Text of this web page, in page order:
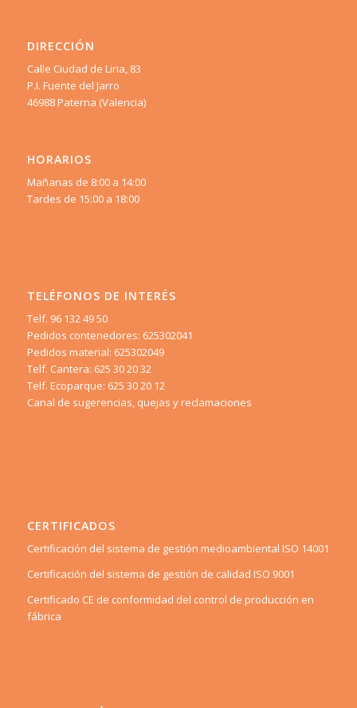
DIRECCIÓN
Calle Ciudad de Liria, 83
P.I. Fuente del Jarro
46988 Paterna (Valencia)
HORARIOS
Mañanas de 8:00 a 14:00
Tardes de 15:00 a 18:00
TELÉFONOS DE INTERÉS
Telf. 96 132 49 50
Pedidos contenedores: 625302041
Pedidos material: 625302049
Telf. Cantera: 625 30 20 32
Telf. Ecoparque: 625 30 20 12
Canal de sugerencias, quejas y reclamaciones
CERTIFICADOS
Certificación del sistema de gestión medioambiental ISO 14001
Certificación del sistema de gestión de calidad ISO 9001
Certificado CE de conformidad del control de producción en
fábrica